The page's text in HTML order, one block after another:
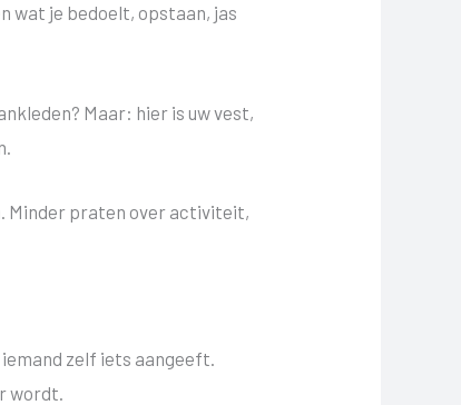
wat je bedoelt, opstaan, jas
Maar: hier is uw vest,
Minder praten over activiteit,
zelf iets aangeeft.
wordt.